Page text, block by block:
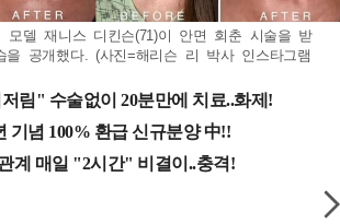
모델 재니스 디킨슨(71)이 안면 회춘 시술을 받
공개했다. (사진=해리슨 리 박사 인스타그램